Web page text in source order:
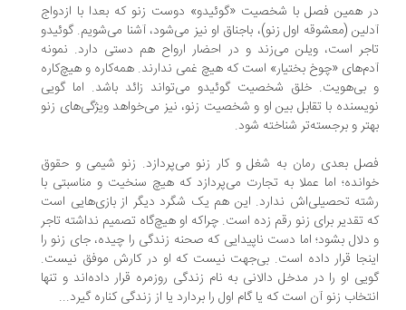
همین فصل با شخصیت «گوئیدو» دوست زنو که بعدا با ازدواج
(معشوقه اول زنو)، باجناق او نیز می‌شود، آشنا می‌شویم. گوئیدو
است، ویلن می‌زند و در احضار ارواح هم دستی دارد. نمونه
«چوخ بختیار» است که هیچ غمی ندارند. همه‌کاره و هیچ‌کاره
بی‌هویت. خلق شخصیت گوئیدو می‌تواند زائد باشد. اما گویی
با تقابل بین او و شخصیت زنو، نیز می‌خواهد ویژگی‌های زنو
و برجسته‌تر شناخته شود.
بعدی رمان به شغل و کار زنو می‌پردازد. زنو شیمی و حقوق
اما عملا به تجارت می‌پردازد که هیچ سنخیت و مناسبتی با
تحصیلی‌اش ندارد. این ‌هم یک شگرد دیگر از بازی‌هایی است
تقدیر برای زنو رقم زده است. چراکه او هیچ‌گاه تصمیم نداشته تاجر
بشود؛ اما دست ناپیدایی که صحنه زندگی را چیده، جای زنو را
قرار داده است. بی‌جهت نیست که او در کارش موفق نیست.
او را در مدخل دالانی به‌ نام زندگی روزمره قرار داده‌اند و تنها
زنو آن است که یا گام اول را بردارد یا از زندگی کناره گیرد...